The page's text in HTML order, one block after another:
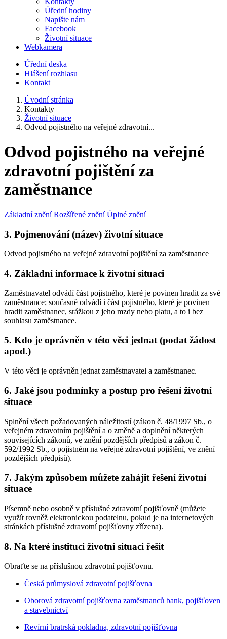
Úřední hodiny
Napište nám
Facebook
Životní situace
Webkamera
Úřední deska
Hlášení rozhlasu
Kontakt
Úvodní stránka
Kontakty
Životní situace
Odvod pojistného na veřejné zdravotní...
Odvod pojistného na veřejné
zdravotní pojištění za
zaměstnance
Základní znění Rozšířené znění Úplné znění
3. Pojmenování (název) životní situace
Odvod pojistného na veřejné zdravotní pojištění za zaměstnance
4. Základní informace k životní situaci
Zaměstnavatel odvádí část pojistného, které je povinen hradit za své
zaměstnance; současně odvádí i část pojistného, které je povinen
hradit zaměstnanec, srážkou z jeho mzdy nebo platu, a to i bez
souhlasu zaměstnance.
5. Kdo je oprávněn v této věci jednat (podat žádost
apod.)
V této věci je oprávněn jednat zaměstnavatel a zaměstnanec.
6. Jaké jsou podmínky a postup pro řešení životní
situace
Splnění všech požadovaných náležitostí (zákon č. 48/1997 Sb., o
veřejném zdravotním pojištění a o změně a doplnění některých
souvisejících zákonů, ve znění pozdějších předpisů a zákon č.
592/1992 Sb., o pojistném na veřejné zdravotní pojištění, ve znění
pozdějších předpisů).
7. Jakým způsobem můžete zahájit řešení životní
situace
Písemně nebo osobně v příslušné zdravotní pojišťovně (můžete
využít rovněž elektronickou podatelnu, pokud je na internetových
stránkách příslušné zdravotní pojišťovny zřízena).
8. Na které instituci životní situaci řešit
Obraťte se na příslušnou zdravotní pojišťovnu.
Česká průmyslová zdravotní pojišťovna
Oborová zdravotní pojišťovna zaměstnanců bank, pojišťoven
a stavebnictví
Revírní bratrská pokladna, zdravotní pojišťovna